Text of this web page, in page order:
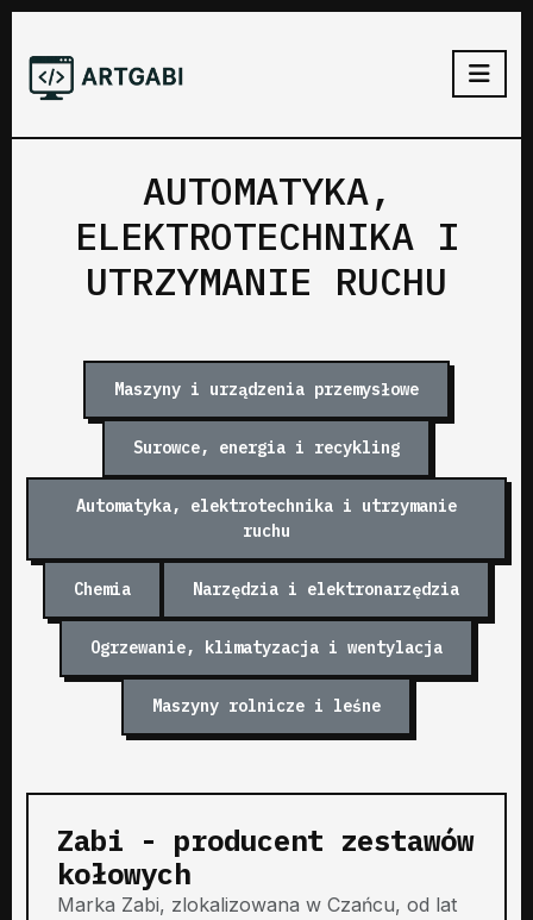
AUTOMATYKA,
ELEKTROTECHNIKA I
UTRZYMANIE RUCHU
Maszyny i urządzenia przemysłowe
Surowce, energia i recykling
Automatyka, elektrotechnika i utrzymanie
ruchu
Chemia Narzędzia i elektronarzędzia
Ogrzewanie, klimatyzacja i wentylacja
Maszyny rolnicze i leśne
Zabi - producent zestawów
kołowych
Marka Zabi, zlokalizowana w Czańcu, od lat